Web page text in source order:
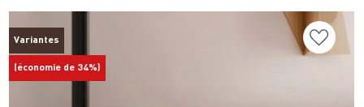
Variantes
(économie de 34%)